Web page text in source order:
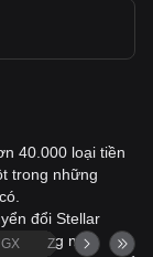
40.000 loại tiền
trong những
đổi Stellar
chóng mua
ZAR TND